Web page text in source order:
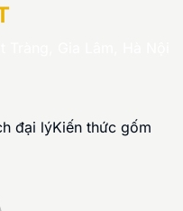
đại lýKiến thức gốm